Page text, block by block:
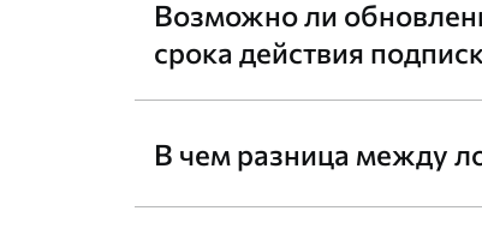
Возможно ли
срока действия
В чем разница между